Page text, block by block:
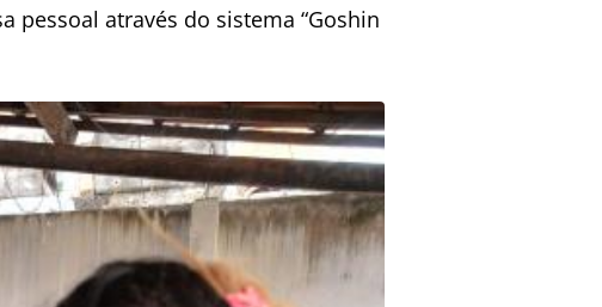
pessoal através do sistema “Goshin